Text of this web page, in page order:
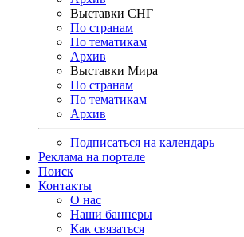
Выставки СНГ
По странам
По тематикам
Архив
Выставки Мира
По странам
По тематикам
Архив
Подписаться на календарь
Реклама на портале
Поиск
Контакты
О нас
Наши баннеры
Как связаться